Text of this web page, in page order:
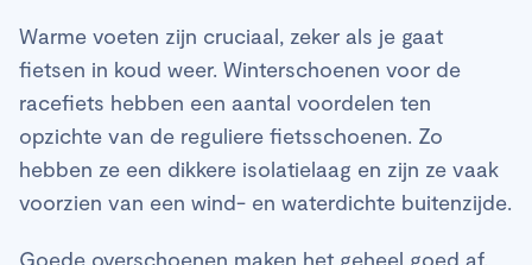
Warme voeten zijn cruciaal, zeker als je gaat
fietsen in koud weer. Winterschoenen voor de
racefiets hebben een aantal voordelen ten
opzichte van de reguliere fietsschoenen. Zo
hebben ze een dikkere isolatielaag en zijn ze vaak
voorzien van een wind- en waterdichte buitenzijde.
Goede overschoenen maken het geheel goed af,